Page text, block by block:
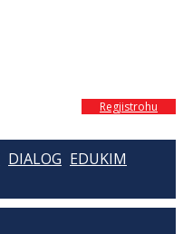
Regjistrohu
DIALOG EDUKIM